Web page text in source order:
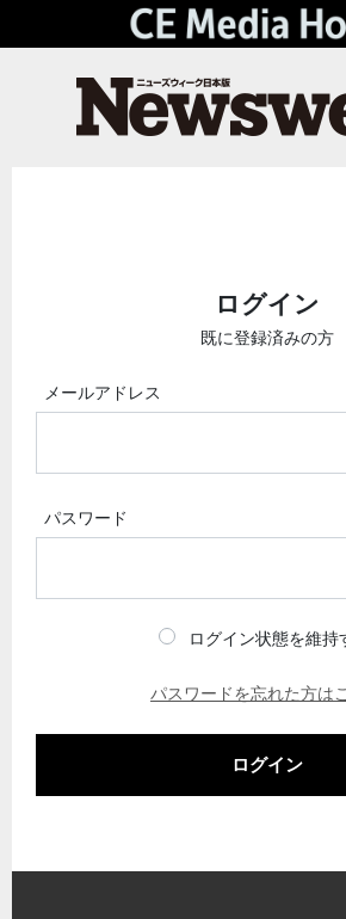
ログイン
既に登録済みの方
メールアドレス
パスワード
ログイン状態を維持
パスワードを忘れた方は
ログイン